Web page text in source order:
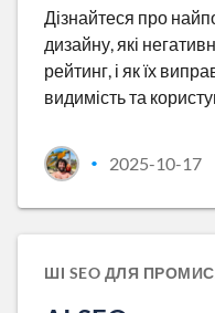
Дізнайтеся про
дизайну, які
рейтинг, і як їх
видимість та
• 2025-10-17
ШІ SEO ДЛЯ